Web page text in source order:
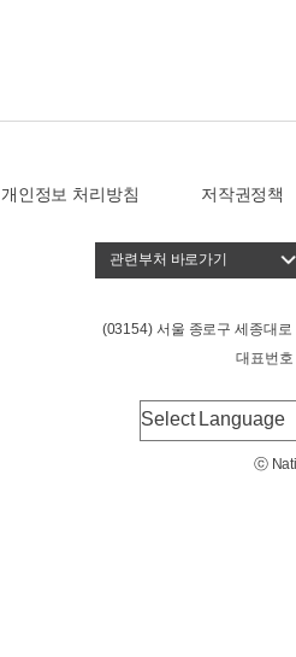
개인정보 처리방침 저작권정책
(03154) 서울 종로구 세종대
대표번
ⓒ